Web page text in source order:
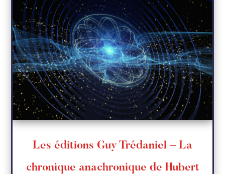
Les éditions Guy Trédaniel – La
chronique anachronique de Hubert